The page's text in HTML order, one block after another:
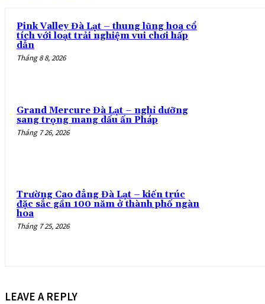
Pink Valley Đà Lạt – thung lũng hoa cổ
tích với loạt trải nghiệm vui chơi hấp
dẫn
Tháng 8 8, 2026
Grand Mercure Đà Lạt – nghỉ dưỡng
sang trọng mang dấu ấn Pháp
Tháng 7 26, 2026
Trường Cao đẳng Đà Lạt – kiến trúc
đặc sắc gần 100 năm ở thành phố ngàn
hoa
Tháng 7 25, 2026
LEAVE A REPLY